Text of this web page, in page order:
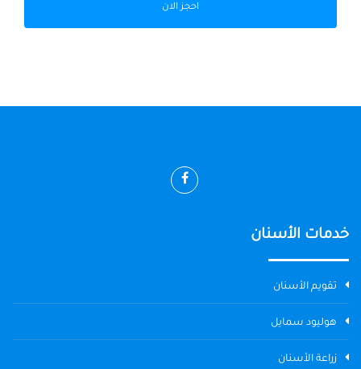
احجز الان
خدمات الأسنان
تقويم الأسنان
هوليود سمايل
زراعة الأسنان